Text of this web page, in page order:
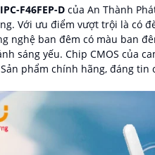
IPC-F46FEP-D của An Thành
Với ưu điểm vượt trội là có
nghệ ban đêm có màu ban
sáng yếu. Chip CMOS của
phẩm chính hãng, đáng tin